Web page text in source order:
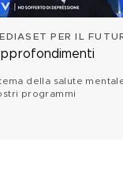
PER IL
della salute
programmi